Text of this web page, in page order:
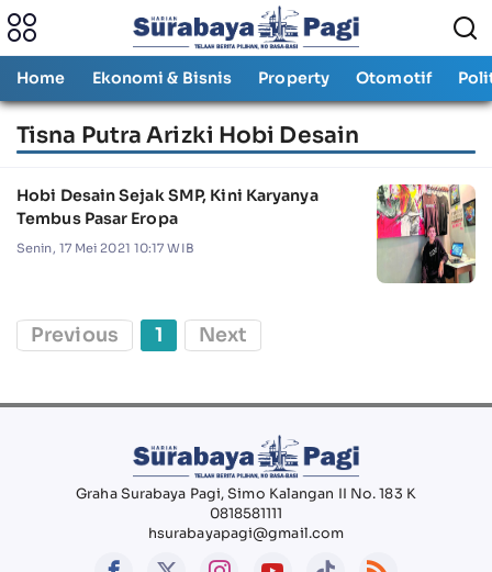
Home Ekonomi & Bisnis Property Otomotif
Tisna Putra Arizki Hobi Desain
Hobi Desain Sejak SMP, Kini Karyanya
Tembus Pasar Eropa
Senin, 17 Mei 2021 10:17 WIB
Previous 1 Next
Graha Surabaya Pagi, Simo Kalangan II No. 183 K
0818581111
hsurabayapagi@gmail.com